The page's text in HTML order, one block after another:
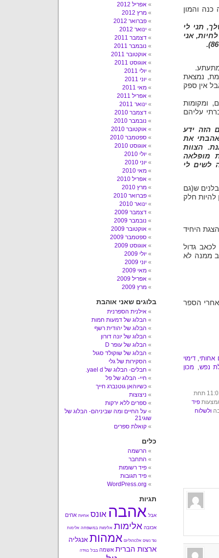
והמון
תני לי
אני
מתעתע.
נמצאת
אין ספק
ומקומות
עליהם
הזה ידע
את
הצוות
מופלאה
לשים לי
ש(גם
להיות חלק
היחיד
גדול
ממנה לא
הספר
אחותי, דימוי
נפש, מכון
הפוסט הזה נכתב על ידי עשבר ביום שלישי, 11 באוקטובר, 2011 בשעה 11:01 תחת
פיד
ולשלוח
אפריל 2012
מרץ 2012
פברואר 2012
ינואר 2012
דצמבר 2011
נובמבר 2011
אוקטובר 2011
אוגוסט 2011
יולי 2011
יוני 2011
מאי 2011
אפריל 2011
ינואר 2011
דצמבר 2010
נובמבר 2010
אוקטובר 2010
ספטמבר 2010
אוגוסט 2010
יולי 2010
יוני 2010
מאי 2010
אפריל 2010
מרץ 2010
פברואר 2010
ינואר 2010
דצמבר 2009
נובמבר 2009
אוקטובר 2009
ספטמבר 2009
אוגוסט 2009
יולי 2009
יוני 2009
מאי 2009
אפריל 2009
מרץ 2009
בלוגים שאני אוהבת
אילנית הספרנית
הבלוג של דמעות חמות
הבלוג של יהודית רשף
הבלוג של יונה דורון
הבלוג של עופר D
הבלוג של שוקולד סגול
הסקירות של גלי
חבלים- הבלוג של yael d.
חיי- הבלוג של פל
כשיוהאן גוטנברג חייך
ניצוצות
ספרים ללא ירקות
על החיים ומה שביניהם- הבלוג של
שוגי21
קואלת ספרים
כלים
הרשמה
התחבר
פיד רשומות
פיד תגובות
WordPress.org
תגיות
אבל אהבה אונס אחיות אחים
אכזבה אלימות אלימות במשפחה אלימות
נגד נשים אלכוהוליזם אמהותאנגליה
ארצות הברית אשמה בבל בגידה